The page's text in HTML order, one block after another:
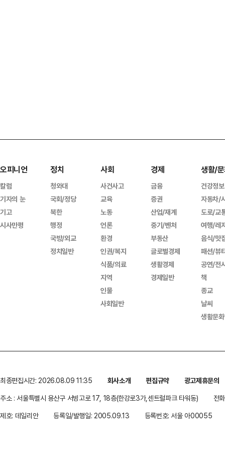
오피니언
칼럼
기자의 눈
기고
시사만평
정치
청와대
국회/정당
북한
행정
국방/외교
정치일반
사회
사건사고
교육
노동
언론
환경
인권/복지
식품/의료
지역
인물
사회일반
경제
금융
증권
산업/재계
중기/벤처
부동산
글로벌경제
생활경제
경제일반
생활/
건강정보
자동차/
도로/교
여행/레
음식/맛
패션/뷰
공연/전
책
종교
날씨
생활문
최종편집시간: 2026.08.09 11:35 회사소개 편집규약
광고제휴문의
주소 : 서울특별시 용산구 서빙고로 17, 18층(한강로3가,센트럴파크 타워동)
전
제호: 데일리안
등록일/발행일: 2005.09.13 등록번호: 서울 아00055